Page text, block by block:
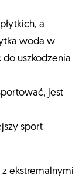
a
woda w
uszkodzenia
jest
sport
ekstremalnymi